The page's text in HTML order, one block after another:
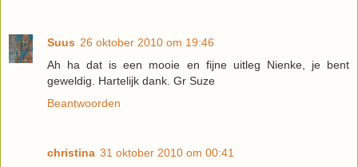
Suus 26 oktober 2010 om 19:46
Ah ha dat is een mooie en fijne uitleg Nienke, je bent
geweldig. Hartelijk dank. Gr Suze
Beantwoorden
christina 31 oktober 2010 om 00:41